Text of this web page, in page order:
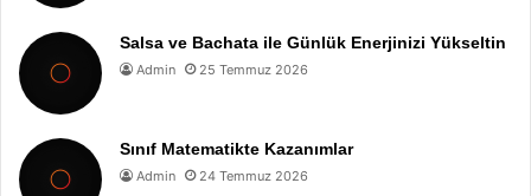
Salsa ve Bachata ile Günlük Enerjinizi Yükseltin
Admin 25 Temmuz 2026
Sınıf Matematikte Kazanımlar
Admin 24 Temmuz 2026